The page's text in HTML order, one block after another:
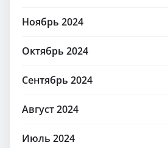
Ноябрь 2024
Октябрь 2024
Сентябрь 2024
Август 2024
Июль 2024